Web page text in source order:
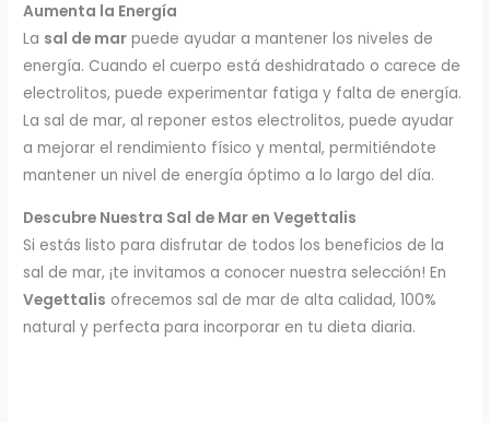
Aumenta la Energía
La sal de mar puede ayudar a mantener los niveles de
energía. Cuando el cuerpo está deshidratado o carece de
electrolitos, puede experimentar fatiga y falta de energía.
La sal de mar, al reponer estos electrolitos, puede ayudar
a mejorar el rendimiento físico y mental, permitiéndote
mantener un nivel de energía óptimo a lo largo del día.
Descubre Nuestra Sal de Mar en Vegettalis
Si estás listo para disfrutar de todos los beneficios de la
sal de mar, ¡te invitamos a conocer nuestra selección! En
Vegettalis ofrecemos sal de mar de alta calidad, 100%
natural y perfecta para incorporar en tu dieta diaria.